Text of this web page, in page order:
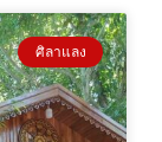
ศิลาแลง